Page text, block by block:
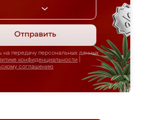
Отправить
на передачу персональных данных
конфиденциальности
соглашению